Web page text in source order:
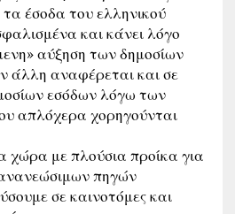
τα έσοδα του ελληνικού
και κάνει λόγο
αύξηση των δημοσίων
άλλη αναφέρεται και σε
εσόδων λόγω των
απλόχερα χορηγούνται
χώρα με πλούσια προίκα για
πηγών
σε καινοτόμες και